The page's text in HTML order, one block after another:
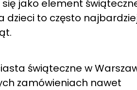
jako element
dzieci to często
świąteczne w
zamówieniach nawet